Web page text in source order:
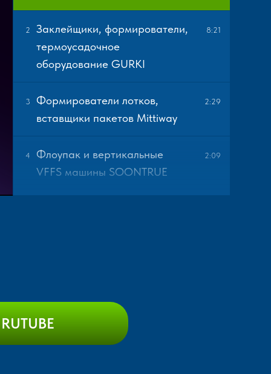
2
Заклейщики, формирователи,
термоусадочное
оборудование GURKI
8:21
3
Формирователи лотков,
вставщики пакетов Mittiway
2:29
4
Флоупак и вертикальные
VFFS машины SOONTRUE
2:09
Инверторы паллет Toppy
Мобильный инвертор паллет